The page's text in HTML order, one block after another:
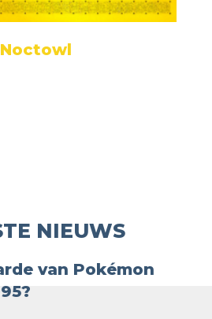
Noctowl
NIEUWS
van Pokémon